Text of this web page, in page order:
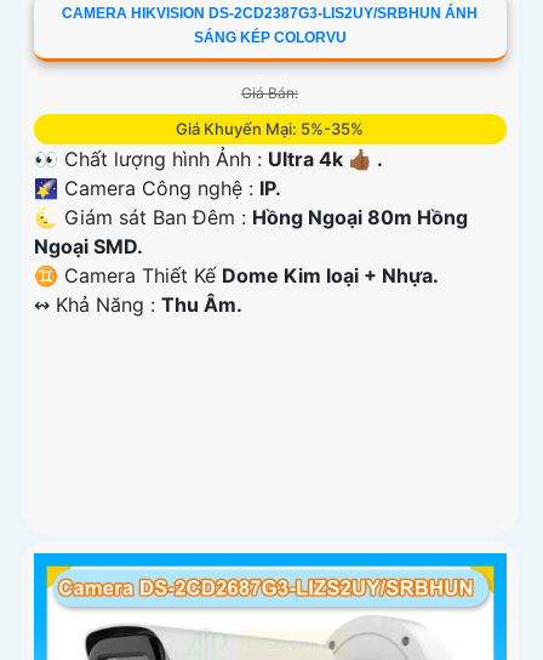
CAMERA HIKVISION DS-2CD2387G3-LIS2UY/SRBHUN ÁNH
SÁNG KÉP COLORVU
Giá Bán:
Giá Khuyến Mại: 5%-35%
👀 Chất lượng hình Ảnh : Ultra 4k 👍🏾 .
🌠 Camera Công nghệ : IP.
🌜 Giám sát Ban Đêm : Hồng Ngoại 80m Hồng
Ngoại SMD.
♊ Camera Thiết Kế Dome Kim loại + Nhựa.
️↭ Khả Năng : Thu Âm.